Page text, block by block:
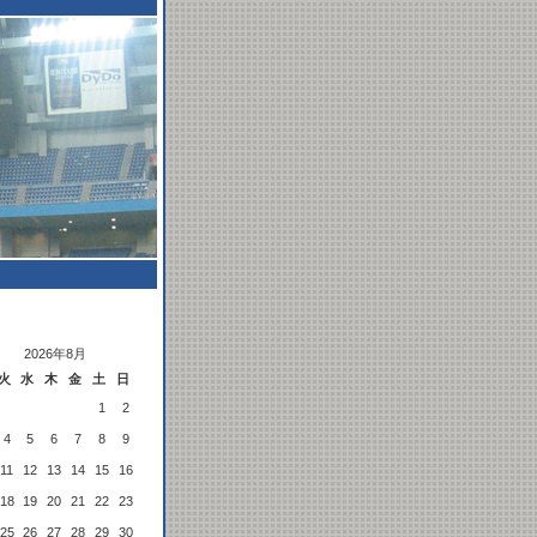
2026年8月
水 木 金 土
日
1
2
4 5 6 7 8 9
11 12 13 14 15 16
18 19 20 21 22 23
25 26 27 28 29 30